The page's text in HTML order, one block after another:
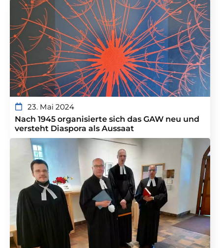
23. Mai 2024
Nach 1945 organisierte sich das GAW neu und
versteht Diaspora als Aussaat